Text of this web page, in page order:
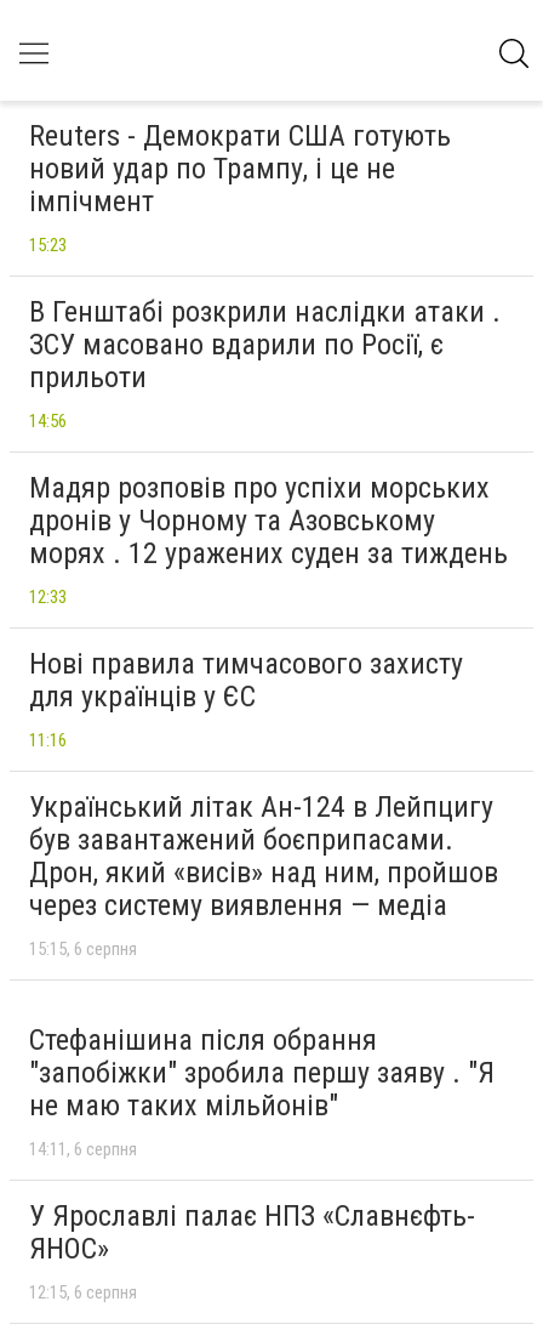
Reuters - Демократи США готують
новий удар по Трампу, і це не
імпічмент
15:23
В Генштабі розкрили наслідки атаки .
ЗСУ масовано вдарили по Росії, є
прильоти
14:56
Мадяр розповів про успіхи морських
дронів у Чорному та Азовському
морях . 12 уражених суден за тиждень
12:33
Нові правила тимчасового захисту
для українців у ЄС
11:16
Український літак Ан-124 в Лейпцигу
був завантажений боєприпасами.
Дрон, який «висів» над ним, пройшов
через систему виявлення — медіа
15:15 6 серпня
Стефанішина після обрання
"запобіжки" зробила першу заяву . "Я
не маю таких мільйонів"
14:11 6 серпня
У Ярославлі палає НПЗ «Славнєфть-
ЯНОС»
12:15 6 серпня